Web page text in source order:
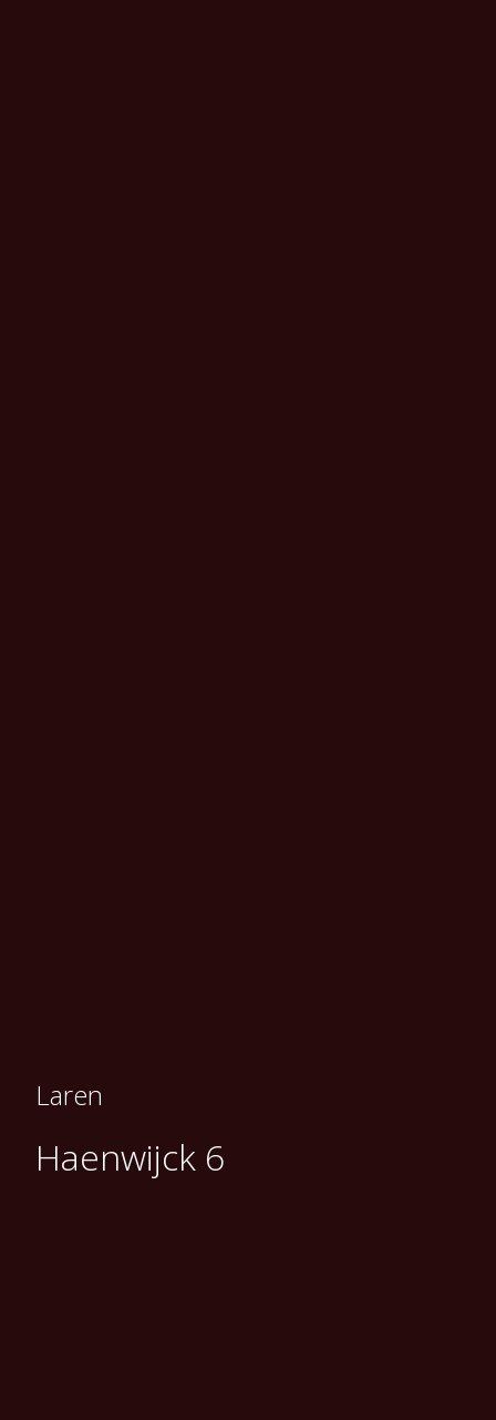
Laren
Haenwijck 6